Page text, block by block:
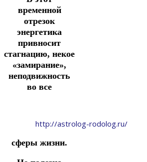
временной
отрезок
энергетика
привносит
стагнацию, некое
«замирание»,
неподвижность
во все
http://astrolog-rodolog.ru/
сферы жизни.